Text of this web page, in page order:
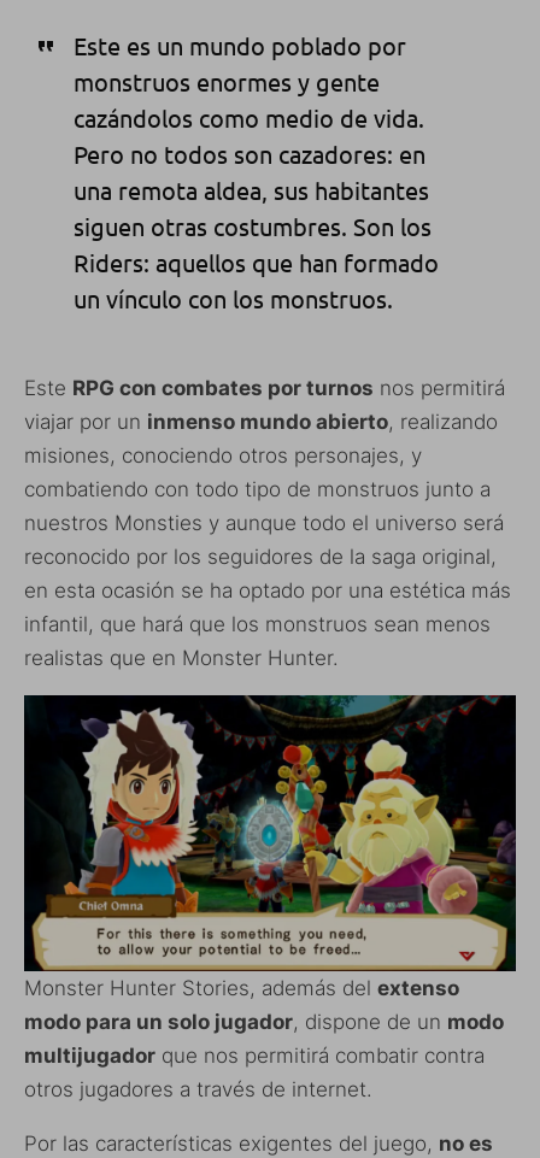
Este es un mundo poblado por
monstruos enormes y gente
cazándolos como medio de vida.
Pero no todos son cazadores: en
una remota aldea, sus habitantes
siguen otras costumbres. Son los
Riders: aquellos que han formado
un vínculo con los monstruos.
Este RPG con combates por turnos nos permitirá
viajar por un inmenso mundo abierto, realizando
misiones, conociendo otros personajes, y
combatiendo con todo tipo de monstruos junto a
nuestros Monsties y aunque todo el universo será
reconocido por los seguidores de la saga original,
en esta ocasión se ha optado por una estética más
infantil, que hará que los monstruos sean menos
realistas que en Monster Hunter.
Monster Hunter Stories, además del extenso
modo para un solo jugador, dispone de un modo
multijugador que nos permitirá combatir contra
otros jugadores a través de internet.
Por las características exigentes del juego, no es